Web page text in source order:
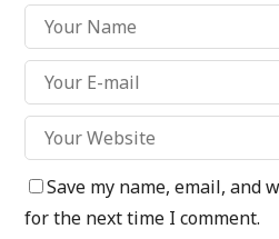
Save my name, email, and
for the next time I comment.